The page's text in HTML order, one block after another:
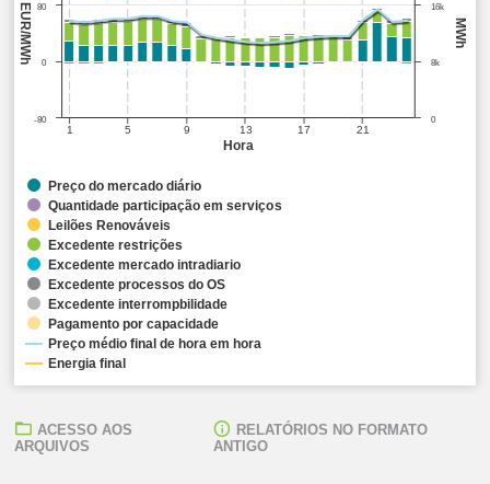
Hora
MWh
EUR/MWh
1 5 9 13 17 21
0
8k
16k
0
80
-80
Preço do mercado diário
Quantidade participação em serviços
Leilões Renováveis
Excedente restrições
Excedente mercado intradiario
Excedente processos do OS
Excedente interrompbilidade
Pagamento por capacidade
Preço médio final de hora em hora
Energia final
ACESSO AOS
ARQUIVOS
RELATÓRIOS NO FORMATO
ANTIGO